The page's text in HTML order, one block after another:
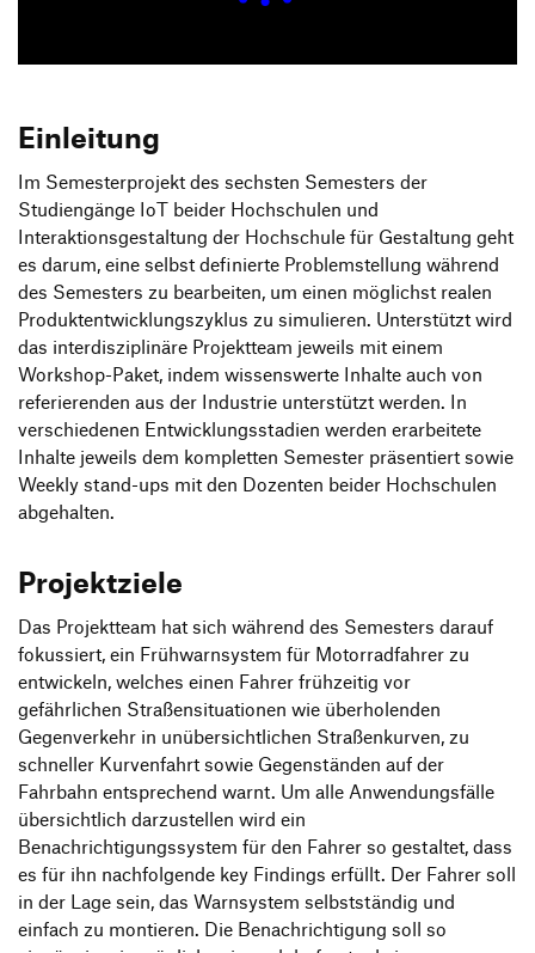
Einleitung
Im Semesterprojekt des sechsten Semesters der
Studiengänge IoT beider Hochschulen und
Interaktionsgestaltung der Hochschule für Gestaltung geht
es darum, eine selbst definierte Problemstellung während
des Semesters zu bearbeiten, um einen möglichst realen
Produktentwicklungszyklus zu simulieren. Unterstützt wird
das interdisziplinäre Projektteam jeweils mit einem
Workshop-Paket, indem wissenswerte Inhalte auch von
referierenden aus der Industrie unterstützt werden. In
verschiedenen Entwicklungsstadien werden erarbeitete
Inhalte jeweils dem kompletten Semester präsentiert sowie
Weekly stand-ups mit den Dozenten beider Hochschulen
abgehalten.
Projektziele
Das Projektteam hat sich während des Semesters darauf
fokussiert, ein Frühwarnsystem für Motorradfahrer zu
entwickeln, welches einen Fahrer frühzeitig vor
gefährlichen Straßensituationen wie überholenden
Gegenverkehr in unübersichtlichen Straßenkurven, zu
schneller Kurvenfahrt sowie Gegenständen auf der
Fahrbahn entsprechend warnt. Um alle Anwendungsfälle
übersichtlich darzustellen wird ein
Benachrichtigungssystem für den Fahrer so gestaltet, dass
es für ihn nachfolgende key Findings erfüllt. Der Fahrer soll
in der Lage sein, das Warnsystem selbstständig und
einfach zu montieren. Die Benachrichtigung soll so